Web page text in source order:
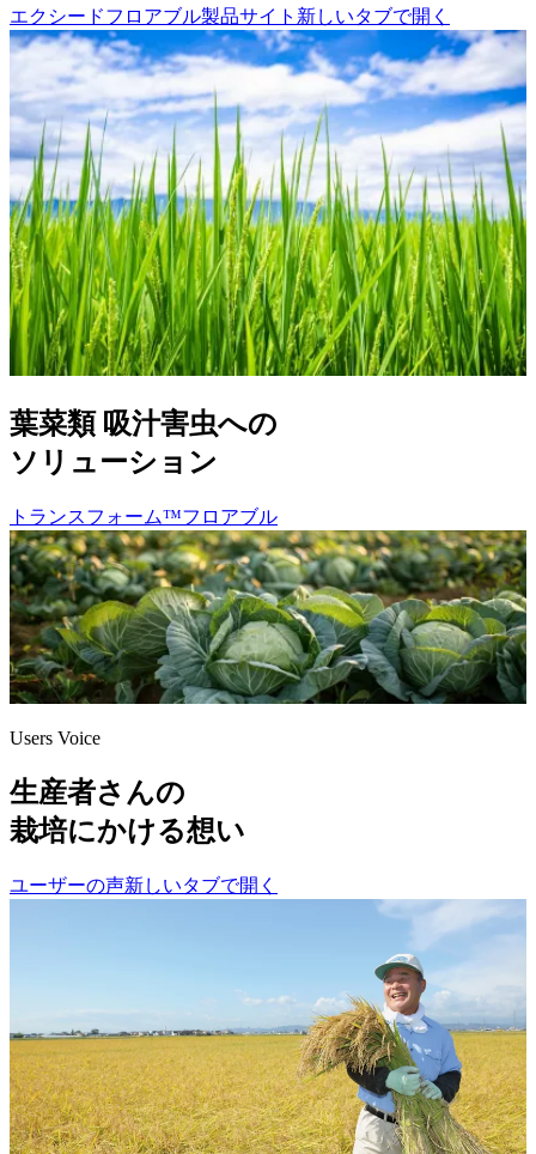
エクシードフロアブル製品サイト 新しいタブで開く
葉菜類 吸汁害虫への
ソリューション
トランスフォーム™フロアブル
Users Voice
生産者さんの
栽培にかける想い
ユーザーの声新しいタブで開く